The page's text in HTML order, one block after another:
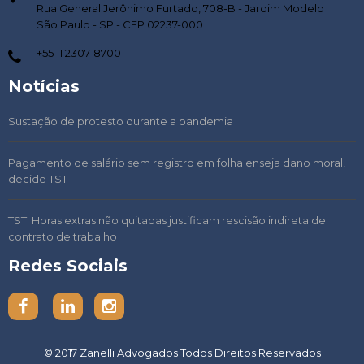
Rua General Jerônimo Furtado, 708-B - Jardim Modelo
São Paulo - SP - CEP 02237-000
+55 11 2307-8700
Notícias
Sustação de protesto durante a pandemia
Pagamento de salário sem registro em folha enseja dano moral,
decide TST
TST: Horas extras não quitadas justificam rescisão indireta de
contrato de trabalho
Redes Sociais
© 2017 Zanelli AdvogadosTodos Direitos Reservados